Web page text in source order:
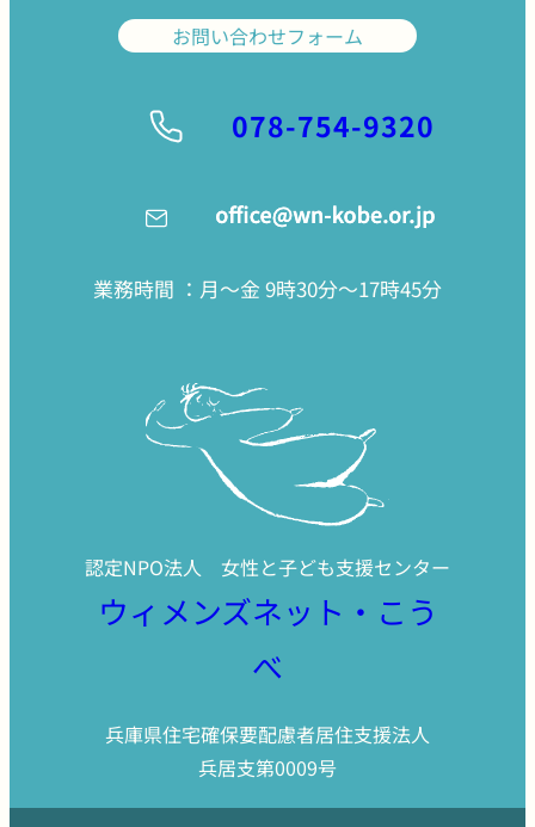
お問い合わせフォーム
078-754-9320
業務時間 ：月〜金 9時30分〜17時45分
認定NPO法人 女性と子ども支援センター
ウィメンズネット・こう
べ
兵庫県住宅確保要配慮者居住支援法人
兵居支第0009号